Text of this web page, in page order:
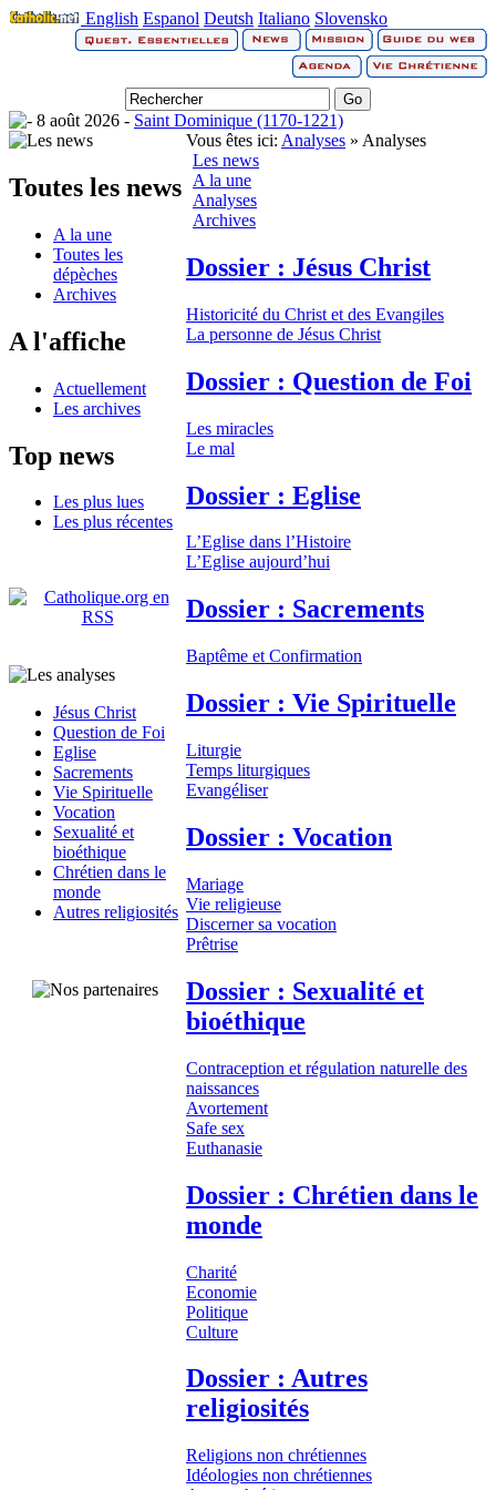
English Espanol Deutsh Italiano Slovensko
8 août 2026 - Saint Dominique (1170-1221)
Toutes les news
A la une
Toutes les
dépèches
Archives
A l'affiche
Actuellement
Les archives
Top news
Les plus lues
Les plus récentes
Jésus Christ
Question de Foi
Eglise
Sacrements
Vie Spirituelle
Vocation
Sexualité et
bioéthique
Chrétien dans le
monde
Autres religiosités
Vous êtes ici: Analyses » Analyses
Les news
A la une
Analyses
Archives
Dossier : Jésus Christ
Historicité du Christ et des Evangiles
La personne de Jésus Christ
Dossier : Question de Foi
Les miracles
Le mal
Dossier : Eglise
L’Eglise dans l’Histoire
L’Eglise aujourd’hui
Dossier : Sacrements
Baptême et Confirmation
Dossier : Vie Spirituelle
Liturgie
Temps liturgiques
Evangéliser
Dossier : Vocation
Mariage
Vie religieuse
Discerner sa vocation
Prêtrise
Dossier : Sexualité et
bioéthique
Contraception et régulation naturelle des
naissances
Avortement
Safe sex
Euthanasie
Dossier : Chrétien dans le
monde
Charité
Economie
Politique
Culture
Dossier : Autres
religiosités
Religions non chrétiennes
Idéologies non chrétiennes